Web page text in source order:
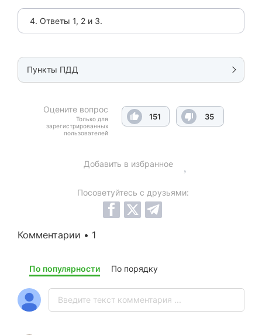
4. Ответы 1, 2 и 3.
Пункты ПДД
Оцените вопрос
Только для
зарегистрированных
пользователей
151 35
Добавить в избранное
Посоветуйтесь с друзьями:
Комментарии • 1
По популярности По порядку